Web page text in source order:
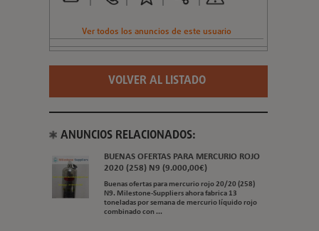
Ver todos los anuncios de este usuario
VOLVER AL LISTADO
ANUNCIOS RELACIONADOS:
BUENAS OFERTAS PARA MERCURIO ROJO
2020 (258) N9 (9.000,00€)
Buenas ofertas para mercurio rojo 20/20 (258)
N9. Milestone-Suppliers ahora fabrica 13
toneladas por semana de mercurio líquido rojo
combinado con ...